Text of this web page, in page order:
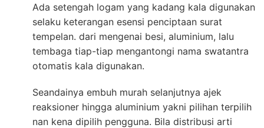
Ada setengah logam yang kadang kala digunakan
selaku keterangan esensi penciptaan surat
tempelan. dari mengenai besi, aluminium, lalu
tembaga tiap-tiap mengantongi nama swatantra
otomatis kala digunakan.
Seandainya embuh murah selanjutnya ajek
reaksioner hingga aluminium yakni pilihan terpilih
nan kena dipilih pengguna. Bila distribusi arti